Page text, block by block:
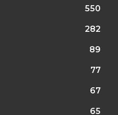
550
282
89
77
67
65